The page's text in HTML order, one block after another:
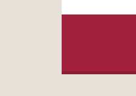
Fondation des
Société Générale